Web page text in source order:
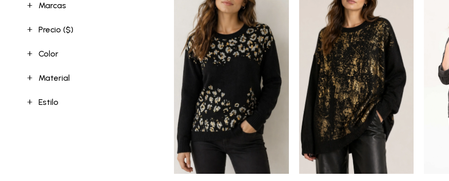
Marcas
Precio ($)
Color
Material
Estilo